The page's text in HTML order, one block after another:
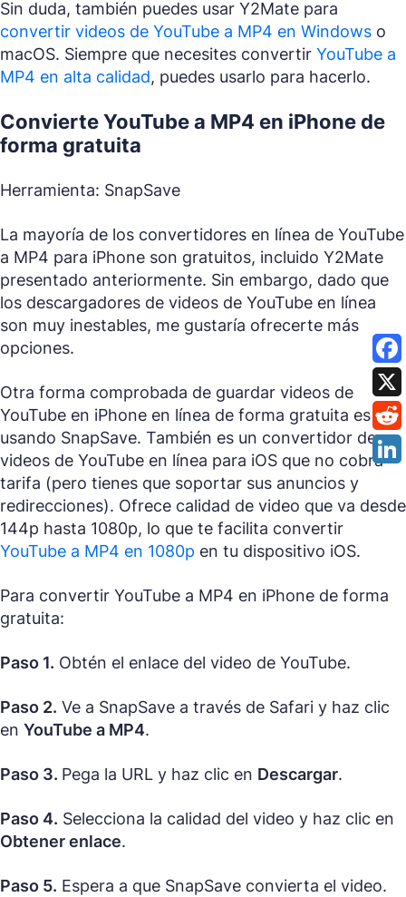
Sin duda, también puedes usar Y2Mate para
convertir videos de YouTube a MP4 en Windows o
macOS. Siempre que necesites convertir YouTube a
MP4 en alta calidad, puedes usarlo para hacerlo.
Convierte YouTube a MP4 en iPhone de
forma gratuita
Herramienta: SnapSave
La mayoría de los convertidores en línea de YouTube
a MP4 para iPhone son gratuitos, incluido Y2Mate
presentado anteriormente. Sin embargo, dado que
los descargadores de videos de YouTube en línea
son muy inestables, me gustaría ofrecerte más
opciones.
Otra forma comprobada de guardar videos de
YouTube en iPhone en línea de forma gratuita es
usando SnapSave. También es un convertidor de
videos de YouTube en línea para iOS que no cobra
tarifa (pero tienes que soportar sus anuncios y
redirecciones). Ofrece calidad de video que va desde
144p hasta 1080p, lo que te facilita convertir
YouTube a MP4 en 1080p en tu dispositivo iOS.
Para convertir YouTube a MP4 en iPhone de forma
gratuita:
Paso 1. Obtén el enlace del video de YouTube.
Paso 2. Ve a SnapSave a través de Safari y haz clic
en YouTube a MP4.
Paso 3. Pega la URL y haz clic en Descargar.
Paso 4. Selecciona la calidad del video y haz clic en
Obtener enlace.
Paso 5. Espera a que SnapSave convierta el video.